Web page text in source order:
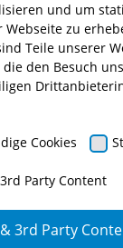
und
von KI in
und um
zu
Teile unserer
den Besuch
Cookies
Party Content
3rd Party